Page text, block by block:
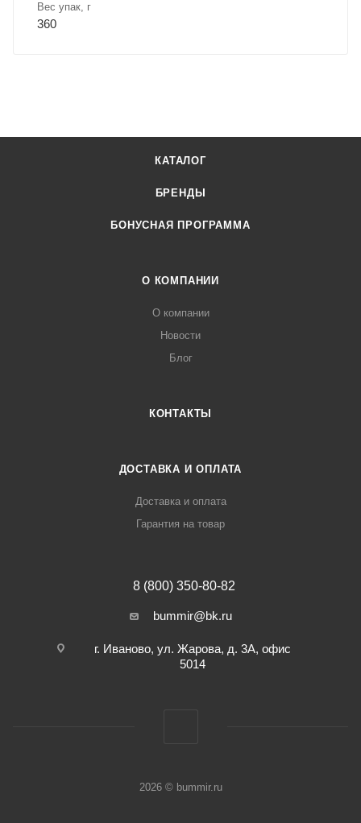
Вес упак, г
360
КАТАЛОГ
БРЕНДЫ
БОНУСНАЯ ПРОГРАММА
О КОМПАНИИ
О компании
Новости
Блог
КОНТАКТЫ
ДОСТАВКА И ОПЛАТА
Доставка и оплата
Гарантия на товар
8 (800) 350-80-82
bummir@bk.ru
г. Иваново, ул. Жарова, д. 3А, офис
5014
2026 © bummir.ru